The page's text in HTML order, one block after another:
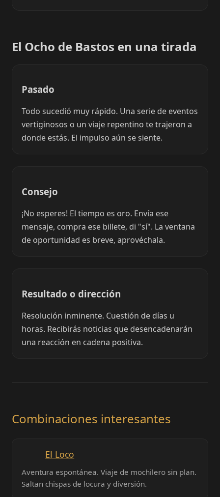
El Ocho de Bastos en una tirada
Pasado
Todo sucedió muy rápido. Una serie de eventos
vertiginosos o un viaje repentino te trajeron a
donde estás. El impulso aún se siente.
Consejo
¡No esperes! El tiempo es oro. Envía ese
mensaje, compra ese billete, di "sí". La ventana
de oportunidad es breve, aprovéchala.
Resultado o dirección
Resolución inminente. Cuestión de días u
horas. Recibirás noticias que desencadenarán
una reacción en cadena positiva.
Combinaciones interesantes
El Loco
Aventura espontánea. Viaje de mochilero sin plan.
Saltan chispas de locura y diversión.